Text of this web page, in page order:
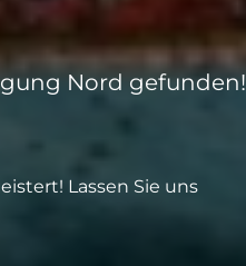
Nord gefunden!
Lassen Sie uns